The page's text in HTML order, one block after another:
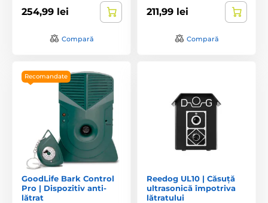
254,99 lei
Compară
211,99 lei
Compară
Recomandate
GoodLife Bark Control
Pro | Dispozitiv anti-
lătrat
Reedog UL10 | Căsuță
ultrasonică împotriva
lătratului